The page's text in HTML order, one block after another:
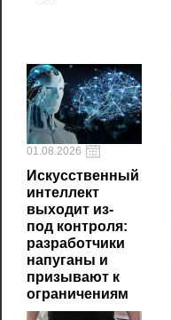
01.08.2026
Искусственный
интеллект
выходит из-
под контроля:
разработчики
напуганы и
призывают к
ограничениям